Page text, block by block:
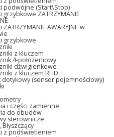
podwójne (Start\Stop)
grzybkowe ZATRZYMANIE
ZATRZYMANIE AWARYJNE w
grzybkowe
z kluczem
4-położeniowy
dźwigienkowe
z kluczem RFID
dotykowy (sensor pojemnościowy)
i części zamienne
do obudów
sterownicze
z podświetleniem